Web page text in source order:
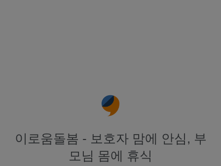
이로움돌봄 - 보호자 맘에 안심, 부
모님 몸에 휴식